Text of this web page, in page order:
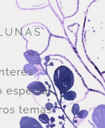
especial
temas